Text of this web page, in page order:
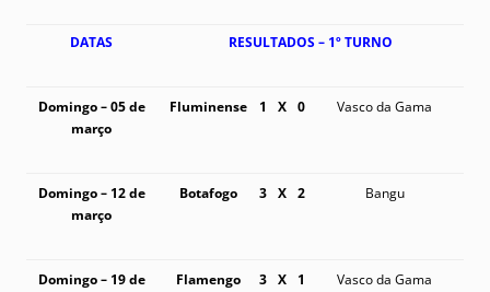
DATAS RESULTADOS – 1º TURNO
Domingo – 05 de
março
Fluminense 1 X 0 Vasco da Gama
Domingo – 12 de
março
Botafogo 3 X 2 Bangu
Domingo – 19 de
Flamengo 3 X 1 Vasco da Gama